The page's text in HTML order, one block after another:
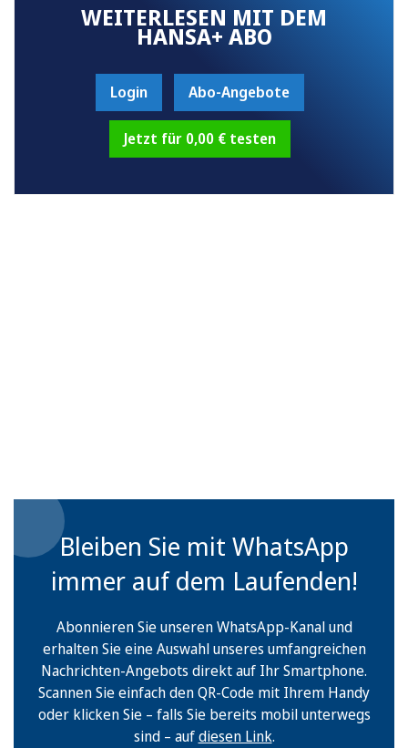
WEITERLESEN MIT DEM
HANSA+ ABO
Login Abo-Angebote
Jetzt für 0,00 € testen
Bleiben Sie mit WhatsApp
immer auf dem Laufenden!
Abonnieren Sie unseren WhatsApp-Kanal und
erhalten Sie eine Auswahl unseres umfangreichen
Nachrichten-Angebots direkt auf Ihr Smartphone.
Scannen Sie einfach den QR-Code mit Ihrem Handy
oder klicken Sie – falls Sie bereits mobil unterwegs
sind – aufdiesen Link.